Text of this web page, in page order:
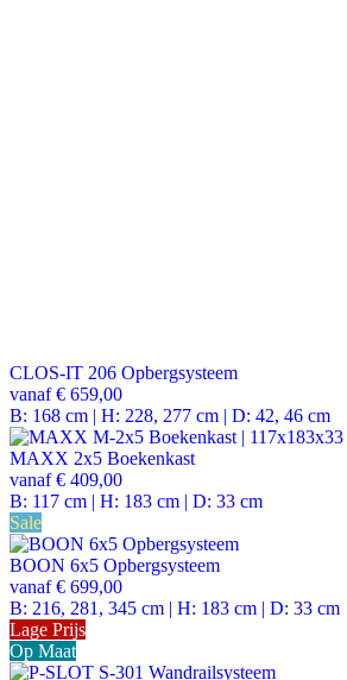
CLOS-IT 206 Opbergsysteem
vanaf € 659,00
B: 168 cm | H: 228, 277 cm | D: 42, 46 cm
MAXX 2x5 Boekenkast
vanaf € 409,00
B: 117 cm | H: 183 cm | D: 33 cm
Sale
BOON 6x5 Opbergsysteem
vanaf € 699,00
B: 216, 281, 345 cm | H: 183 cm | D: 33 cm
Lage Prijs
Op Maat